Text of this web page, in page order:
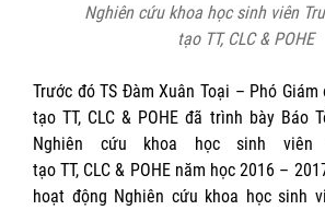
Nghiên cứu khoa học sinh viên
tạo TT, CLC & POHE
Trước đó TS Đàm Xuân Toại – Phó
tạo TT, CLC & POHE đã trình bày Báo
Nghiên cứu khoa học sinh viên
tạo TT, CLC & POHE năm học 2016 –
hoạt động Nghiên cứu khoa học sinh